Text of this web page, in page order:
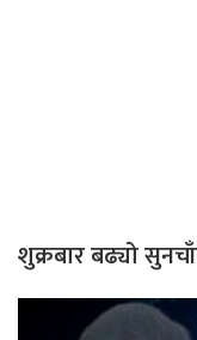
शुक्रबार बढ्यो